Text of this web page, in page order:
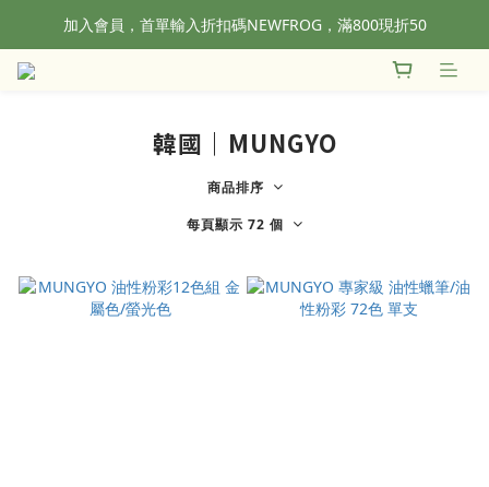
全站滿1500元免運！
加入會員，首單輸入折扣碼NEWFROG，滿800現折50
韓國｜MUNGYO
商品排序
每頁顯示 72 個